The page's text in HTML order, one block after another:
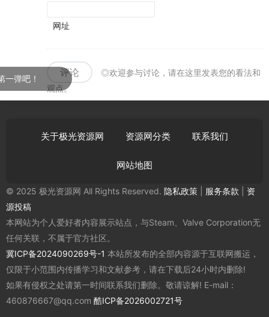
网址
评论
◎欢迎参与讨论，请在这里发表您的看法和
观点。
关于极光资源网 资源网分类 联系我们
网站地图
© 2025 极光资源网 All Rights Reserved. 隐私政策 服务条款
资
源投稿
本网站为个人爱好者内容展示站点，与Steam、Valve Corporation无
任何关联，不属于官方社区。
冀ICP备2024090269号-1 本站所发布的全部内容源于互联网搬运，
仅限于小范围内传播学习和文献参考，请在下载后24小时内删除!
如果有侵权之处请第一时间联系我们删除。敬请谅解! E-mail：
460876667@qq.com 酷ICP备2026002721号